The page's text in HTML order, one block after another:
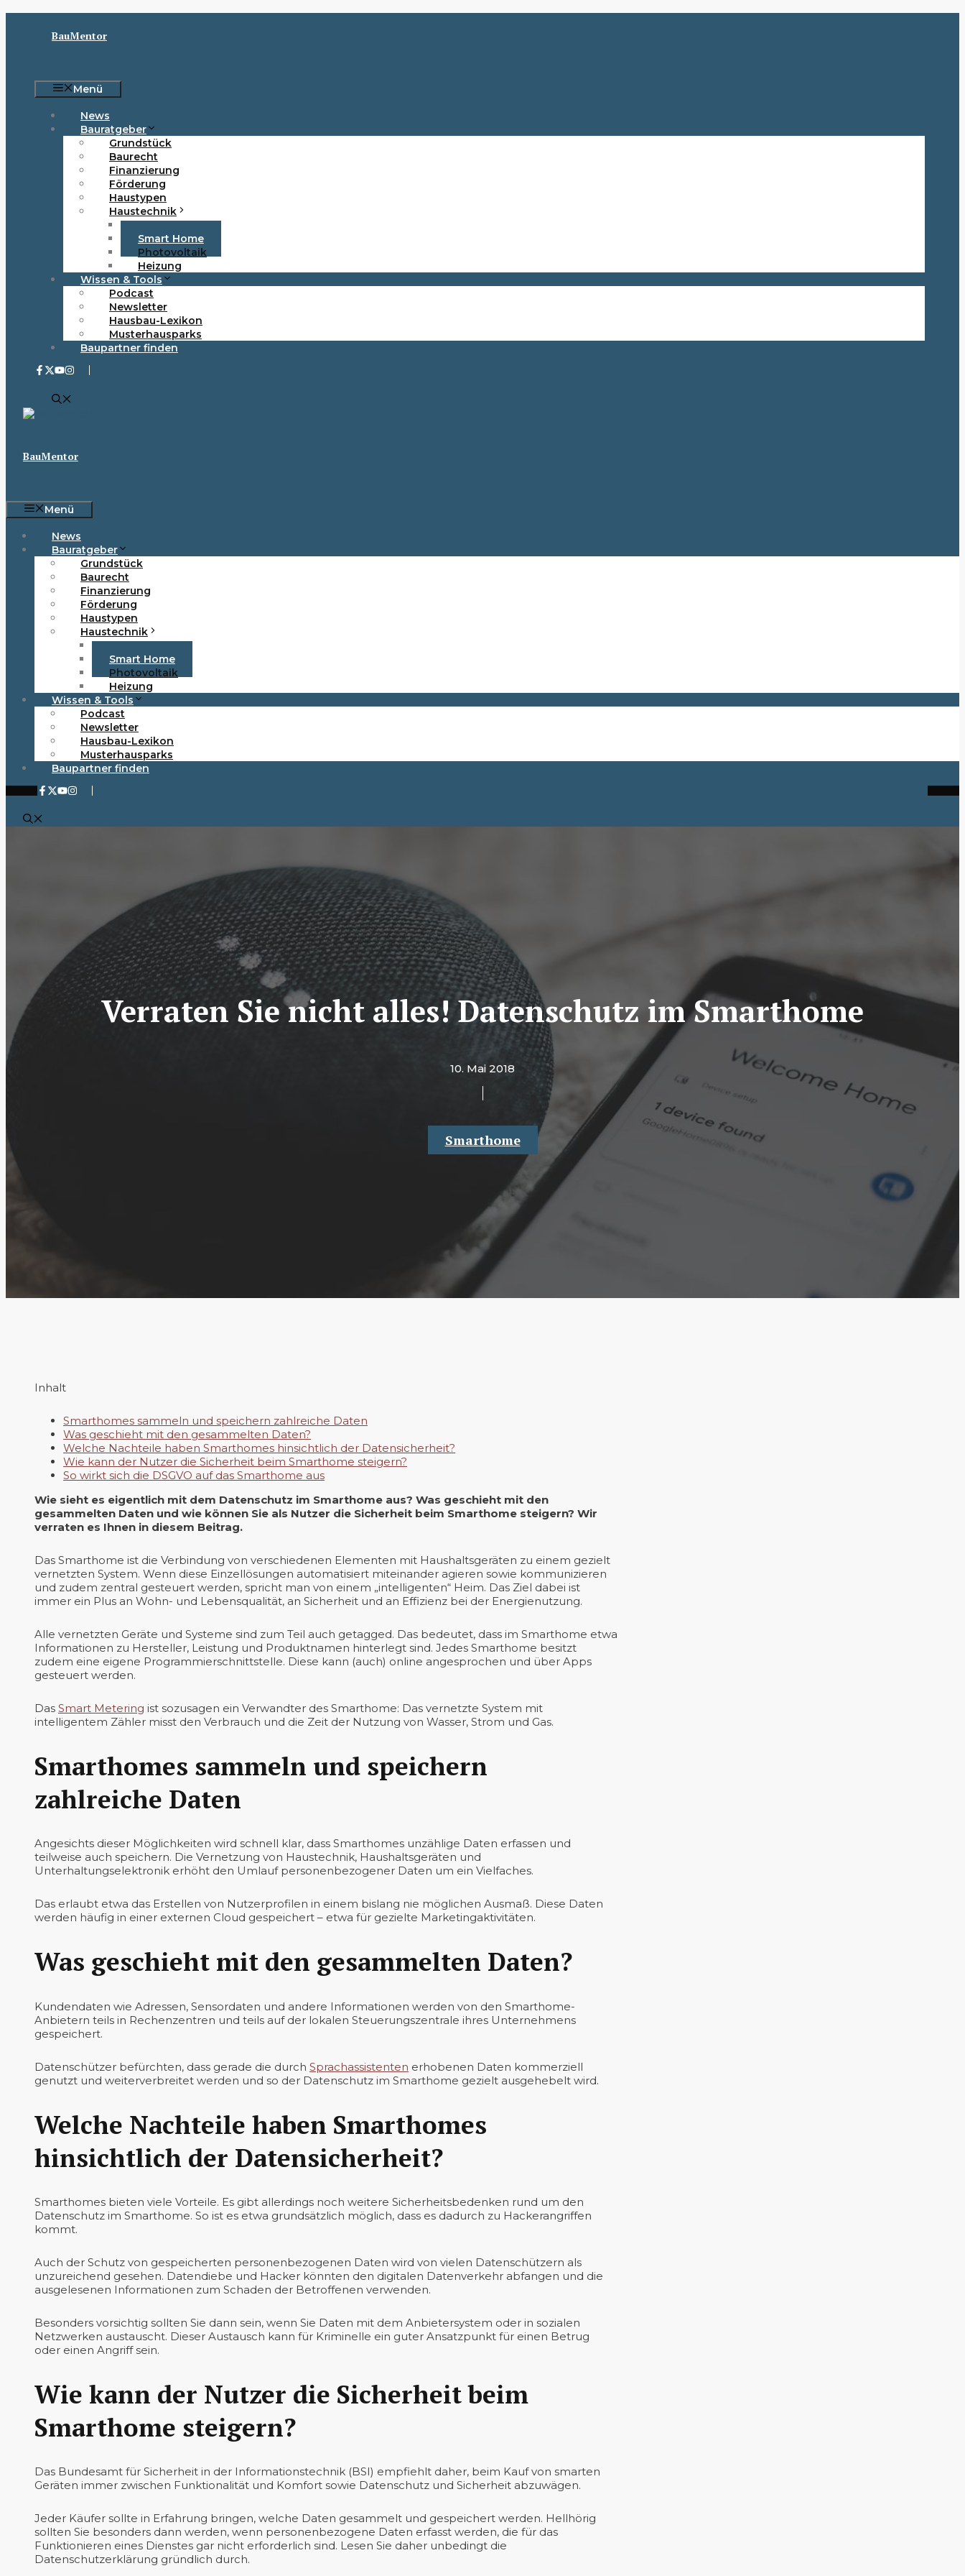
BauMentor
Menü
News
Bauratgeber
Grundstück
Baurecht
Finanzierung
Förderung
Haustypen
Haustechnik
Smart Home
Photovoltaik
Heizung
Wissen & Tools
Podcast
Newsletter
Hausbau-Lexikon
Musterhausparks
Baupartner finden
BauMentor
Menü
News
Bauratgeber
Grundstück
Baurecht
Finanzierung
Förderung
Haustypen
Haustechnik
Elektro
Smart Home
Photovoltaik
Heizung
Wissen & Tools
Podcast
Newsletter
Hausbau-Lexikon
Musterhausparks
Baupartner finden
Verraten Sie nicht alles! Datenschutz im Smarthome
10. Mai 2018
Smarthome
Inhalt
Smarthomes sammeln und speichern zahlreiche Daten
Was geschieht mit den gesammelten Daten?
Welche Nachteile haben Smarthomes hinsichtlich der Datensicherheit?
Wie kann der Nutzer die Sicherheit beim Smarthome steigern?
So wirkt sich die DSGVO auf das Smarthome aus
Wie sieht es eigentlich mit dem Datenschutz im Smarthome aus? Was geschieht mit den
gesammelten Daten und wie können Sie als Nutzer die Sicherheit beim Smarthome steigern? Wir
verraten es Ihnen in diesem Beitrag.
Das Smarthome ist die Verbindung von verschiedenen Elementen mit Haushaltsgeräten zu einem gezielt
vernetzten System. Wenn diese Einzellösungen automatisiert miteinander agieren sowie kommunizieren
und zudem zentral gesteuert werden, spricht man von einem „intelligenten“ Heim. Das Ziel dabei ist
immer ein Plus an Wohn- und Lebensqualität, an Sicherheit und an Effizienz bei der Energienutzung.
Alle vernetzten Geräte und Systeme sind zum Teil auch getagged. Das bedeutet, dass im Smarthome etwa
Informationen zu Hersteller, Leistung und Produktnamen hinterlegt sind. Jedes Smarthome besitzt
zudem eine eigene Programmierschnittstelle. Diese kann (auch) online angesprochen und über Apps
gesteuert werden.
Das Smart Metering ist sozusagen ein Verwandter des Smarthome: Das vernetzte System mit
intelligentem Zähler misst den Verbrauch und die Zeit der Nutzung von Wasser, Strom und Gas.
Smarthomes sammeln und speichern
zahlreiche Daten
Angesichts dieser Möglichkeiten wird schnell klar, dass Smarthomes unzählige Daten erfassen und
teilweise auch speichern. Die Vernetzung von Haustechnik, Haushaltsgeräten und
Unterhaltungselektronik erhöht den Umlauf personenbezogener Daten um ein Vielfaches.
Das erlaubt etwa das Erstellen von Nutzerprofilen in einem bislang nie möglichen Ausmaß. Diese Daten
werden häufig in einer externen Cloud gespeichert – etwa für gezielte Marketingaktivitäten.
Was geschieht mit den gesammelten Daten?
Kundendaten wie Adressen, Sensordaten und andere Informationen werden von den Smarthome-
Anbietern teils in Rechenzentren und teils auf der lokalen Steuerungszentrale ihres Unternehmens
gespeichert.
Datenschützer befürchten, dass gerade die durch Sprachassistenten erhobenen Daten kommerziell
genutzt und weiterverbreitet werden und so der Datenschutz im Smarthome gezielt ausgehebelt wird.
Welche Nachteile haben Smarthomes
hinsichtlich der Datensicherheit?
Smarthomes bieten viele Vorteile. Es gibt allerdings noch weitere Sicherheitsbedenken rund um den
Datenschutz im Smarthome. So ist es etwa grundsätzlich möglich, dass es dadurch zu Hackerangriffen
kommt.
Auch der Schutz von gespeicherten personenbezogenen Daten wird von vielen Datenschützern als
unzureichend gesehen. Datendiebe und Hacker könnten den digitalen Datenverkehr abfangen und die
ausgelesenen Informationen zum Schaden der Betroffenen verwenden.
Besonders vorsichtig sollten Sie dann sein, wenn Sie Daten mit dem Anbietersystem oder in sozialen
Netzwerken austauscht. Dieser Austausch kann für Kriminelle ein guter Ansatzpunkt für einen Betrug
oder einen Angriff sein.
Wie kann der Nutzer die Sicherheit beim
Smarthome steigern?
Das Bundesamt für Sicherheit in der Informationstechnik (BSI) empfiehlt daher, beim Kauf von smarten
Geräten immer zwischen Funktionalität und Komfort sowie Datenschutz und Sicherheit abzuwägen.
Jeder Käufer sollte in Erfahrung bringen, welche Daten gesammelt und gespeichert werden. Hellhörig
sollten Sie besonders dann werden, wenn personenbezogene Daten erfasst werden, die für das
Funktionieren eines Dienstes gar nicht erforderlich sind. Lesen Sie daher unbedingt die
Datenschutzerklärung gründlich durch.